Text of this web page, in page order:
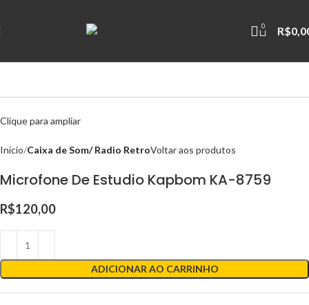
0 R$
Clique para ampliar
Início Caixa de Som/ Radio RetroVoltar aos produtos
Microfone De Estudio Kapbom KA-8759
R$120,00
ADICIONAR AO CARRINHO